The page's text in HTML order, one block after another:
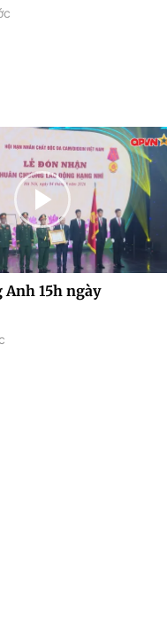
15h ngày